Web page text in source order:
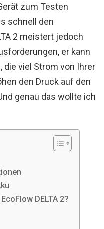
zum Testen
schnell den
2 meistert jedoch
er kann
die viel Strom von Ihrer
den Druck auf den
genau das wollte ich
DELTA 2?